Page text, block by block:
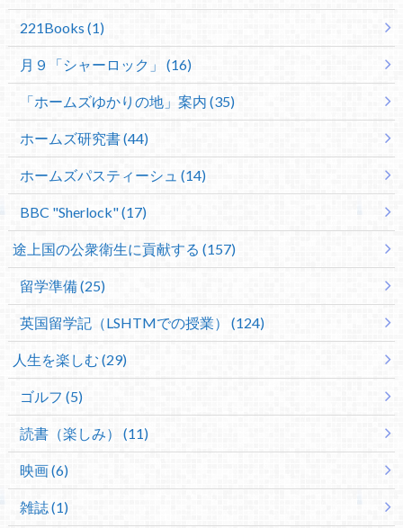
221Books (1)
月９「シャーロック」 (16)
「ホームズゆかりの地」案内 (35)
ホームズ研究書 (44)
ホームズパスティーシュ (14)
BBC "Sherlock" (17)
途上国の公衆衛生に貢献する (157)
留学準備 (25)
英国留学記（LSHTMでの授業） (124)
人生を楽しむ (29)
ゴルフ (5)
読書（楽しみ） (11)
映画 (6)
雑誌 (1)